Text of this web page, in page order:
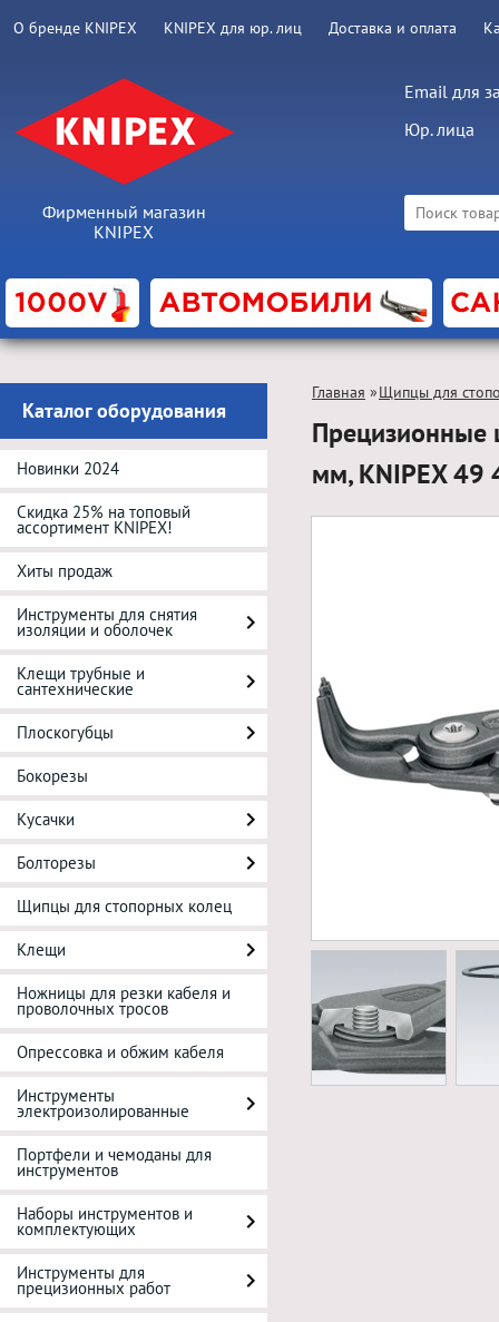
О бренде KNIPEX KNIPEX для юр. лиц Доставка и оплата
Фирменный магазин
KNIPEX
Email для
Юр. лица
Каталог оборудования
Новинки 2024
Скидка 25% на топовый
ассортимент KNIPEX!
Хиты продаж
Инструменты для снятия
изоляции и оболочек
Клещи трубные и
сантехнические
Плоскогубцы
Бокорезы
Кусачки
Болторезы
Щипцы для стопорных колец
Клещи
Ножницы для резки кабеля и
проволочных тросов
Опрессовка и обжим кабеля
Инструменты
электроизолированные
Портфели и чемоданы для
инструментов
Наборы инструментов и
комплектующих
Инструменты для
прецизионных работ
Главная »Щипцы для
Прецизионные
мм, KNIPEX